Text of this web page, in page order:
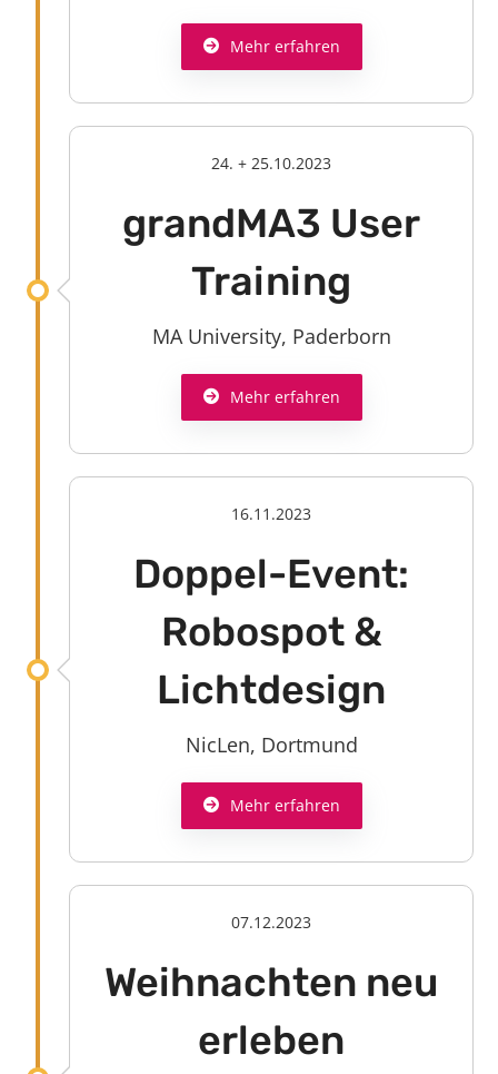
Mehr erfahren
24. + 25.10.2023
grandMA3 User
Training
MA University, Paderborn
Mehr erfahren
16.11.2023
Doppel-Event:
Robospot &
Lichtdesign
NicLen, Dortmund
Mehr erfahren
07.12.2023
Weihnachten neu
erleben